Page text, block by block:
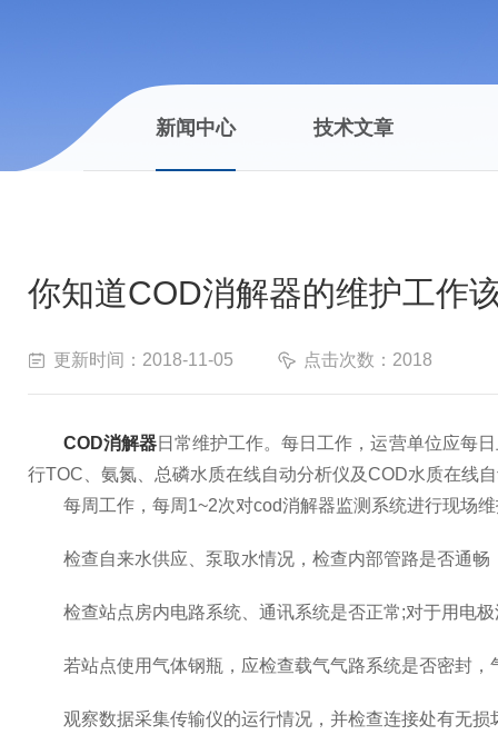
新闻中心 技术文章
你知道COD消解器的维护工作
更新时间：2018-11-05 点击次数：2018
COD消解器日常维护工作。每日工作，运营单位应每
行TOC、氨氮、总磷水质在线自动分析仪及COD水质在线
每周工作，每周1~2次对cod消解器监测系统进行现场维
检查自来水供应、泵取水情况，检查内部管路是否通畅
检查站点房内电路系统、通讯系统是否正常;对于用电极
若站点使用气体钢瓶，应检查载气气路系统是否密封，
观察数据采集传输仪的运行情况，并检查连接处有无损